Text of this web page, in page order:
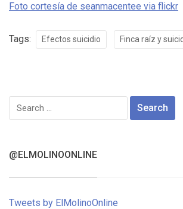
Foto cortesía de seanmacentee via flickr
Tags: Efectos suicidio Finca raíz y
Search
for:
@ELMOLINOONLINE
Tweets by ElMolinoOnline